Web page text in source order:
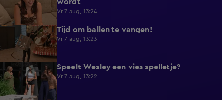
wordt
Vr 7 aug, 13:24
Tijd om ballen te vangen!
Vr 7 aug, 13:23
0:48 Speelt Wesley een vies spelletje?
Vr 7 aug, 13:22